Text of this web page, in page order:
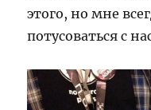
этого, но мне
потусоваться с